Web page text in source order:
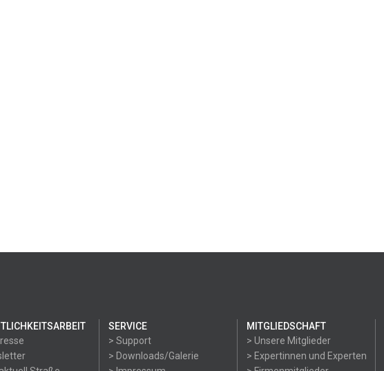
SERVICE
> Support
> Downloads/Galerie
MITGLIEDSCHAFT
> Unsere Mitglieder
> Expertinnen und Experten